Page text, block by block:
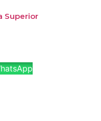
Superior